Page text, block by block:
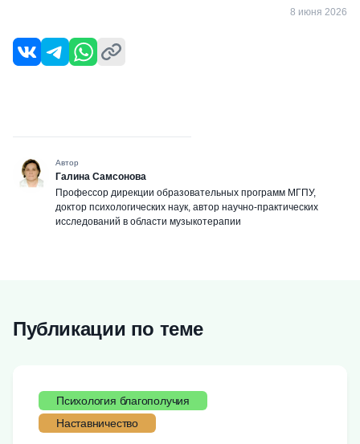
8 июня 2026
Автор
Галина Самсонова
Профессор дирекции образовательных программ МГПУ,
доктор психологических наук, автор научно-практических
исследований в области музыкотерапии
Публикации по теме
Психология благополучия
Наставничество